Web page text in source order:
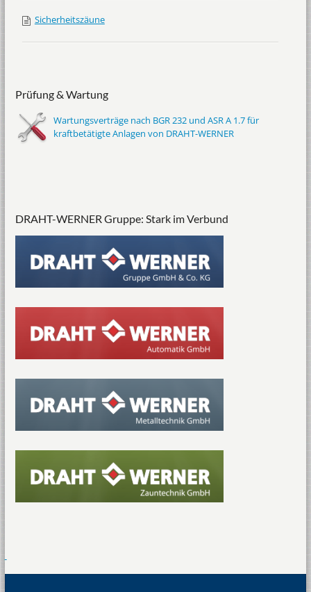
Sicherheitszäune
Prüfung & Wartung
Wartungsverträge nach BGR 232 und ASR A 1.7 für
kraftbetätigte Anlagen von DRAHT-WERNER
DRAHT-WERNER Gruppe: Stark im Verbund